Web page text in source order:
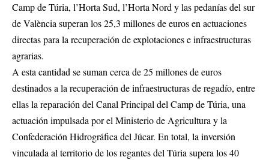
Camp de Túria, l’Horta Sud, l’Horta Nord y las pedanías del sur
de València superan los 25,3 millones de euros en actuaciones
directas para la recuperación de explotaciones e infraestructuras
agrarias.
A esta cantidad se suman cerca de 25 millones de euros
destinados a la recuperación de infraestructuras de regadío, entre
ellas la reparación del Canal Principal del Camp de Túria, una
actuación impulsada por el Ministerio de Agricultura y la
Confederación Hidrográfica del Júcar. En total, la inversión
vinculada al territorio de los regantes del Túria supera los 40